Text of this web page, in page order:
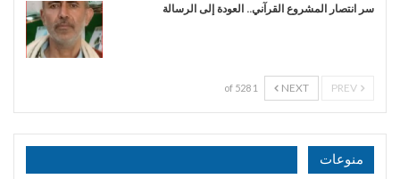
سر انتصار المشروع القرآني.. العودة إلى الرسالة
NEXT
1 of 528
منوعات